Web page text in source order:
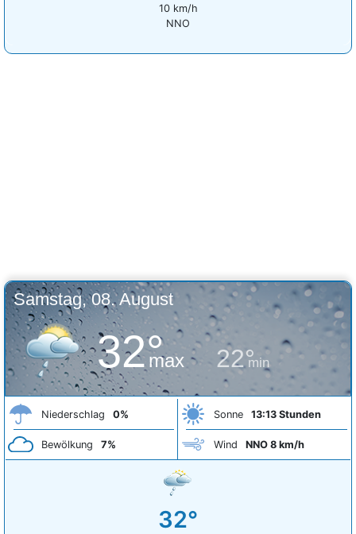
10 km/h
NNO
Samstag, 08. August
32°
max 22°
min
Niederschlag 0%
Bewölkung 7%
Sonne 13:13 Stunden
Wind NNO 8 km/h
32°